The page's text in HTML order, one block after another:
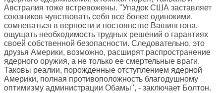
Австралия тоже встревожены. "Упадок США заставляет
союзников чувствовать себя все более одинокими,
сомневаться в верности и постоянстве Вашингтона,
ощущать необходимость трудных решений о гарантиях
своей собственной безопасности. Следовательно, это
друзья Америки, возможно, расширят распространение
ядерного оружия, а не только ее смертельные враги.
Таковы реалии, порожденные отступлением ядерной
Америки, полная противоположность благодушному
оптимизму администрации Обамы", - заключает Болтон.